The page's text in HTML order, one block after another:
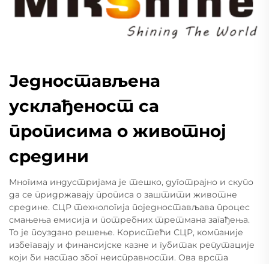
Једностављена
усклађеност са
прописима о животној
средини
Многима индустријама је тешко, дуготрајно и скупо
да се придржавају прописа о заштити животне
средине. СЦР технологија поједностављава процес
смањења емисија и потребних третмана загађења.
То је поуздано решење. Користећи СЦР, компаније
избегавају и финансијске казне и губитак репутације
који би настао због неисправности. Ова врста